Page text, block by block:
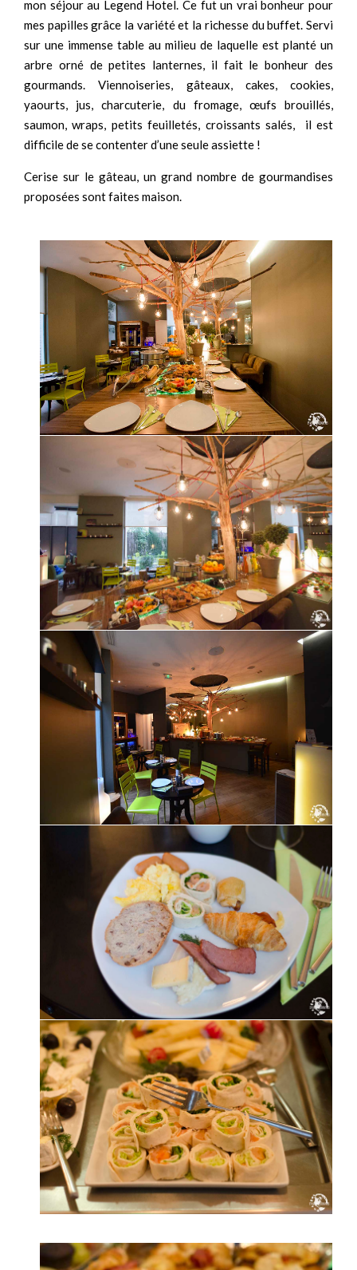
mon séjour au Legend Hotel. Ce fut un vrai bonheur pour
mes papilles grâce la variété et la richesse du buffet. Servi
sur une immense table au milieu de laquelle est planté un
arbre orné de petites lanternes, il fait le bonheur des
gourmands. Viennoiseries, gâteaux, cakes, cookies,
yaourts, jus, charcuterie, du fromage, œufs brouillés,
saumon, wraps, petits feuilletés, croissants salés, il est
difficile de se contenter d’une seule assiette !
Cerise sur le gâteau, un grand nombre de gourmandises
proposées sont faites maison.